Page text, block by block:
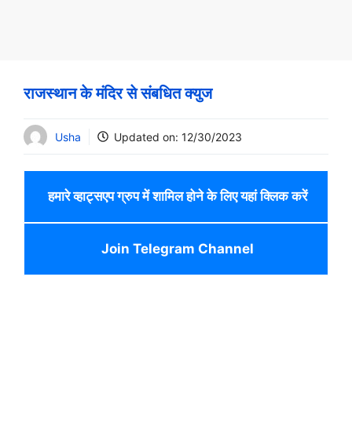
राजस्थान के मंदिर से संबधित क्युज
Usha Updated on: 12/30/2023
हमारे व्हाट्सएप ग्रुप में शामिल होने के लिए यहां क्लिक करें
Join Telegram Channel